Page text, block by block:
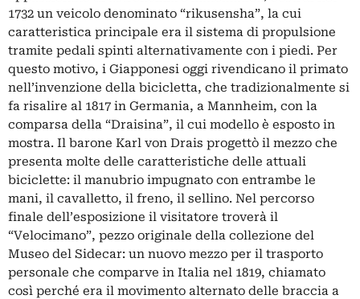
1732 un veicolo denominato “rikusensha”, la cui
caratteristica principale era il sistema di propulsione
tramite pedali spinti alternativamente con i piedi. Per
questo motivo, i Giapponesi oggi rivendicano il primato
nell’invenzione della bicicletta, che tradizionalmente si
fa risalire al 1817 in Germania, a Mannheim, con la
comparsa della “Draisina”, il cui modello è esposto in
mostra. Il barone Karl von Drais progettò il mezzo che
presenta molte delle caratteristiche delle attuali
biciclette: il manubrio impugnato con entrambe le
mani, il cavalletto, il freno, il sellino. Nel percorso
finale dell’esposizione il visitatore troverà il
“Velocimano”, pezzo originale della collezione del
Museo del Sidecar: un nuovo mezzo per il trasporto
personale che comparve in Italia nel 1819, chiamato
così perché era il movimento alternato delle braccia a